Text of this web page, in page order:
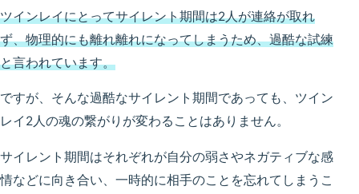
ツインレイにとってサイレント期間は2人が連絡が取れ
ず、物理的にも離れ離れになってしまうため、過酷な試練
と言われています。
ですが、そんな過酷なサイレント期間であっても、ツイン
レイ2人の魂の繋がりが変わることはありません。
サイレント期間はそれぞれが自分の弱さやネガティブな感
情などに向き合い、一時的に相手のことを忘れてしまうこ